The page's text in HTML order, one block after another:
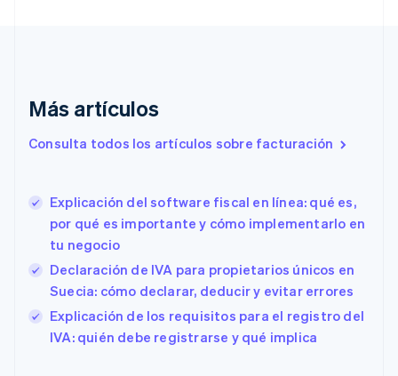
Más artículos
Consulta todos los artículos sobre facturación
Explicación del software fiscal en línea: qué es,
por qué es importante y cómo implementarlo en
tu negocio
Declaración de IVA para propietarios únicos en
Suecia: cómo declarar, deducir y evitar errores
Explicación de los requisitos para el registro del
IVA: quién debe registrarse y qué implica
Dinamarca
English
Emiratos Árabes Unidos
English
Eslovenia
English
España
EspañolEnglish
Estados Unidos
Estonia
English